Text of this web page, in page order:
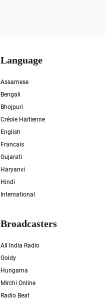
Language
Assamese
Bengali
Bhojpuri
Créole Haïtienne
English
Francais
Gujarati
Haryanvi
Hindi
International
Broadcasters
All India Radio
Goldy
Hungama
Mirchi Online
Radio Beat